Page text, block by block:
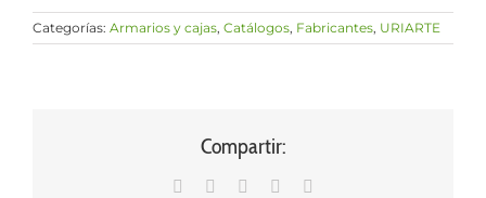
Categorías: Armarios y cajas, Catálogos, Fabricantes, URIARTE
Compartir:
WhatsAppLinkedInFacebook